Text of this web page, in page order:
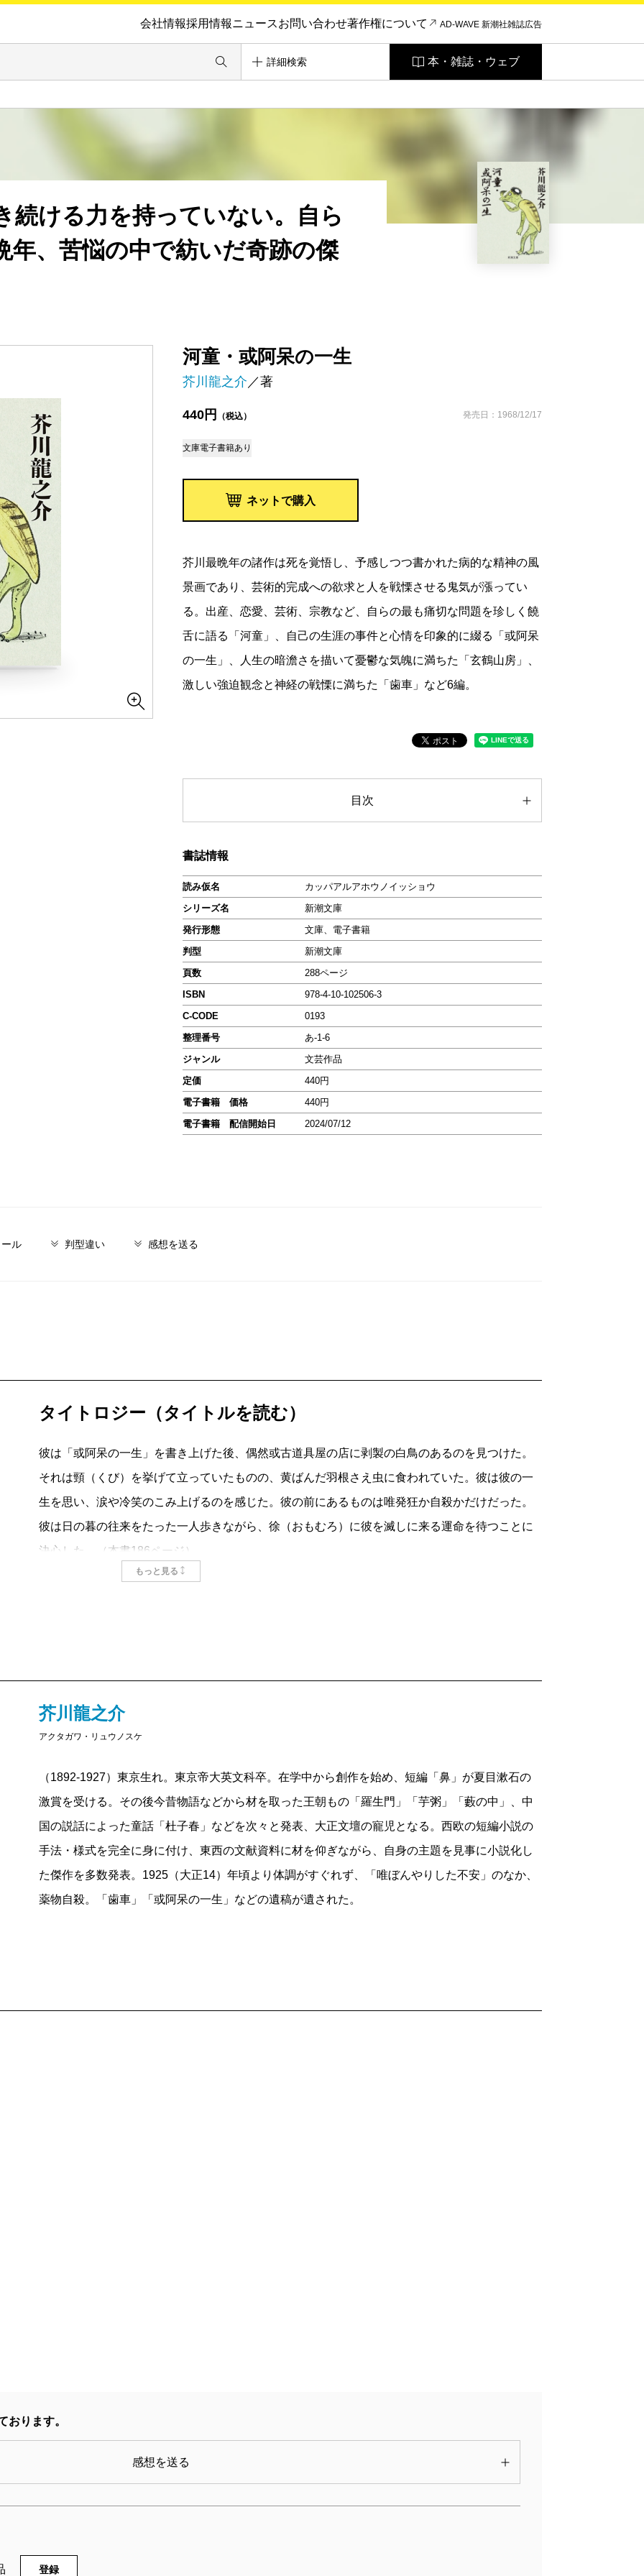
会社情報採用情報ニュースお問い合わせ著作権について AD-WAVE 新潮社雑誌広告
詳細検索 本・雑誌・ウェブ
河童・或阿呆の一生
芥川龍之介 ／著
440円 （税込） 発売日：1968/12/17
文庫電子書籍あり
ネットで購入
続ける力を持っていない。自ら
年、苦悩の中で紡いだ奇跡の傑
芥川最晩年の諸作は死を覚悟し、予感しつつ書かれた病的な精神の風
景画であり、芸術的完成への欲求と人を戦慄させる鬼気が漲ってい
る。出産、恋愛、芸術、宗教など、自らの最も痛切な問題を珍しく饒
舌に語る「河童」、自己の生涯の事件と心情を印象的に綴る「或阿呆
の一生」、人生の暗澹さを描いて憂鬱な気魄に満ちた「玄鶴山房」、
激しい強迫観念と神経の戦慄に満ちた「歯車」など6編。
目次
書誌情報
読み仮名
カッパアルアホウノイッショウ
シリーズ名
新潮文庫
発行形態
文庫、電子書籍
判型
新潮文庫
頁数
288ページ
ISBN
978-4-10-102506-3
C-CODE
0193
整理番号
あ-1-6
ジャンル
文芸作品
定価
440円
電子書籍 価格
440円
電子書籍 配信開始日
2024/07/12
ル 判型違い 感想を送る
タイトロジー（タイトルを読む）
彼は「或阿呆の一生」を書き上げた後、偶然或古道具屋の店に剥製の白鳥のあるのを見つけた。
それは頸（くび）を挙げて立っていたものの、黄ばんだ羽根さえ虫に食われていた。彼は彼の一
生を思い、涙や冷笑のこみ上げるのを感じた。彼の前にあるものは唯発狂か自殺かだけだった。
彼は日の暮の往来をたった一人歩きながら、徐（おもむろ）に彼を滅しに来る運命を待つことに
決心した。（本書186ページ）
もっと見る
芥川龍之介
アクタガワ・リュウノスケ
（1892-1927）東京生れ。東京帝大英文科卒。在学中から創作を始め、短編「鼻」が夏目漱石の
激賞を受ける。その後今昔物語などから材を取った王朝もの「羅生門」「芋粥」「藪の中」、中
国の説話によった童話「杜子春」などを次々と発表、大正文壇の寵児となる。西欧の短編小説の
手法・様式を完全に身に付け、東西の文献資料に材を仰ぎながら、自身の主題を見事に小説化し
た傑作を多数発表。1925（大正14）年頃より体調がすぐれず、「唯ぼんやりした不安」のなか、
薬物自殺。「歯車」「或阿呆の一生」などの遺稿が遺された。
おります。
感想を送る
登録